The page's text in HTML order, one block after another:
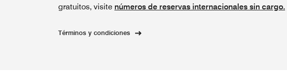
gratuitos, visite números de reservas internacionales sin cargo.
Términos y condiciones